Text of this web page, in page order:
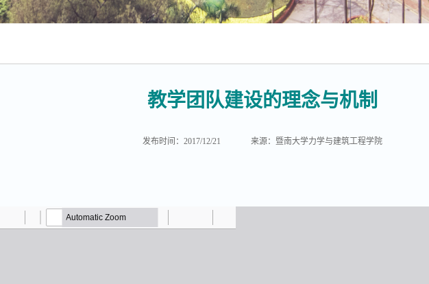
教学团队建设的理念与机制
发布时间：2017/12/21 来源：暨南大学力学与建筑工程学院